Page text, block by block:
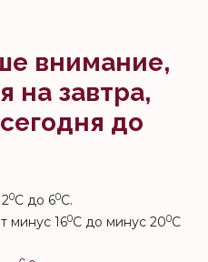
внимание,
на завтра,
до
0С до 60С.
минус 160С до минус 200С